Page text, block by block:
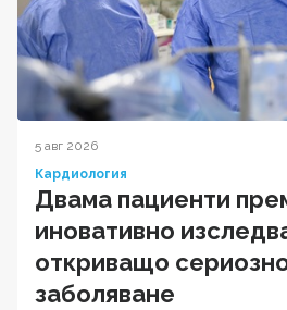
5 авг 2026
Кардиология
Двама пациенти
иновативно
откриващо
заболяване